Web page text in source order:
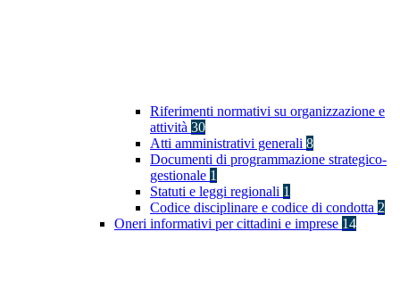
Riferimenti normativi su organizzazione e
attività 30
Atti amministrativi generali 8
Documenti di programmazione strategico-
gestionale 1
Statuti e leggi regionali 1
Codice disciplinare e codice di condotta 2
Oneri informativi per cittadini e imprese 14